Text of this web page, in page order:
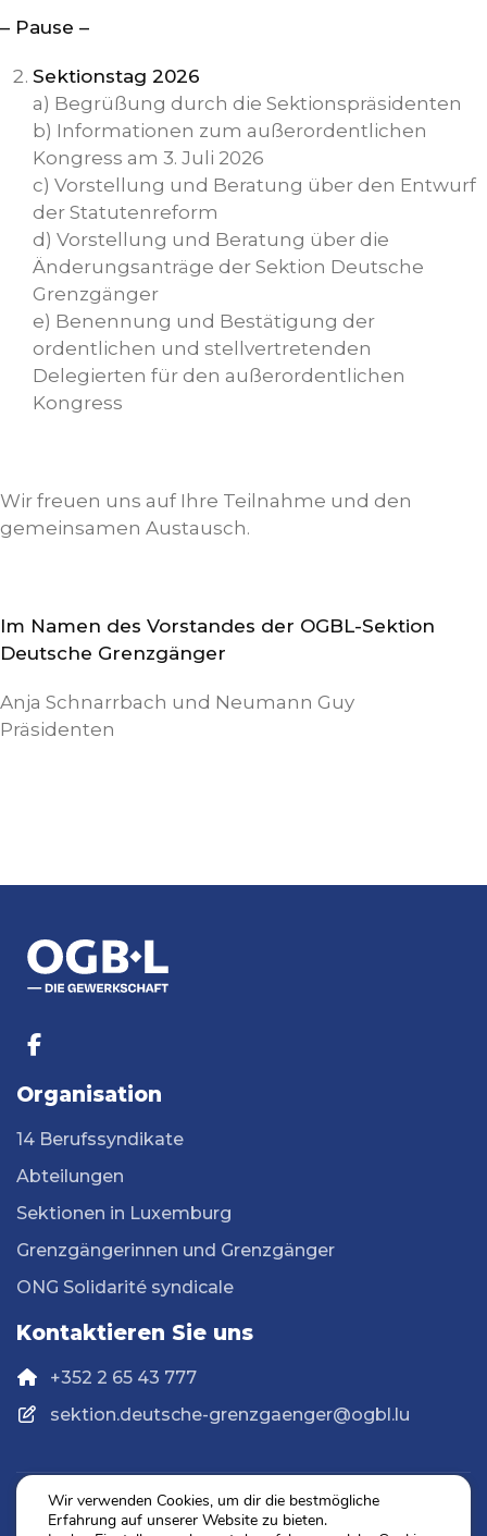
– Pause –
Sektionstag 2026
a) Begrüßung durch die Sektionspräsidenten
b) Informationen zum außerordentlichen
Kongress am 3. Juli 2026
c) Vorstellung und Beratung über den Entwurf
der Statutenreform
d) Vorstellung und Beratung über die
Änderungsanträge der Sektion Deutsche
Grenzgänger
e) Benennung und Bestätigung der
ordentlichen und stellvertretenden
Delegierten für den außerordentlichen
Kongress
Wir freuen uns auf Ihre Teilnahme und den
gemeinsamen Austausch.
Im Namen des Vorstandes der OGBL-Sektion
Deutsche Grenzgänger
Anja Schnarrbach und Neumann Guy
Präsidenten
Organisation
14 Berufssyndikate
Abteilungen
Sektionen in Luxemburg
Grenzgängerinnen und Grenzgänger
ONG Solidarité syndicale
Kontaktieren Sie uns
+352 2 65 43 777
sektion.deutsche-grenzgaenger@ogbl.lu
Datenschutz
Wir verwenden Cookies, um dir die bestmögliche
Erfahrung auf unserer Website zu bieten.